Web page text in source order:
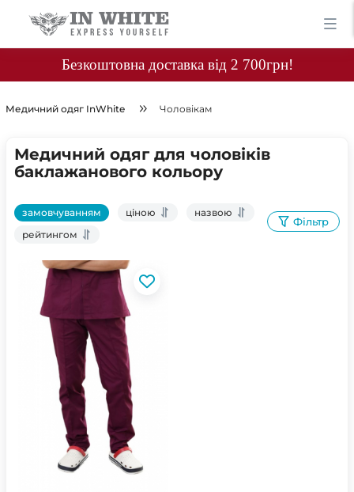
Безкоштовна доставка від 2 700грн!
Медичний одяг InWhite Чоловікам
Медичний одяг для чоловіків
баклажанового кольору
замовчуванням ціною
назвою
рейтингом
Фільтр